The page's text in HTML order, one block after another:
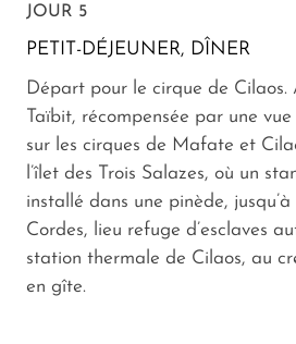
JOUR 5
PETIT-DÉJEUNER, DÎNER
Départ pour le cirque de Cilaos.
Taïbit, récompensée par une
sur les cirques de Mafate et
l’îlet des Trois Salazes, où un
installé dans une pinède,
Cordes, lieu refuge d’esclaves
station thermale de Cilaos, au
en gîte.